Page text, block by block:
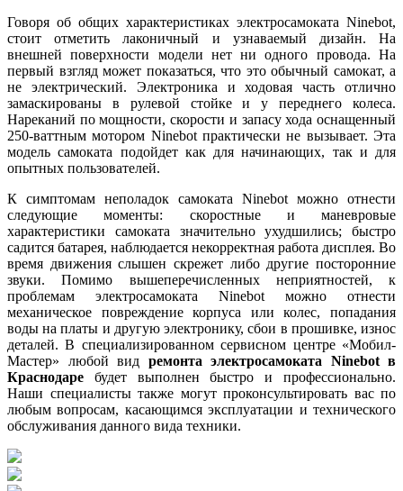
Говоря об общих характеристиках электросамоката Ninebot,
стоит отметить лаконичный и узнаваемый дизайн. На
внешней поверхности модели нет ни одного провода. На
первый взгляд может показаться, что это обычный самокат, а
не электрический. Электроника и ходовая часть отлично
замаскированы в рулевой стойке и у переднего колеса.
Нареканий по мощности, скорости и запасу хода оснащенный
250-ваттным мотором Ninebot практически не вызывает. Эта
модель самоката подойдет как для начинающих, так и для
опытных пользователей.
К симптомам неполадок самоката Ninebot можно отнести
следующие моменты: скоростные и маневровые
характеристики самоката значительно ухудшились; быстро
садится батарея, наблюдается некорректная работа дисплея. Во
время движения слышен скрежет либо другие посторонние
звуки. Помимо вышеперечисленных неприятностей, к
проблемам электросамоката Ninebot можно отнести
механическое повреждение корпуса или колес, попадания
воды на платы и другую электронику, сбои в прошивке, износ
деталей. В специализированном сервисном центре «Мобил-
Мастер» любой вид ремонта электросамоката Ninebot в
Краснодаре будет выполнен быстро и профессионально.
Наши специалисты также могут проконсультировать вас по
любым вопросам, касающимся эксплуатации и технического
обслуживания данного вида техники.